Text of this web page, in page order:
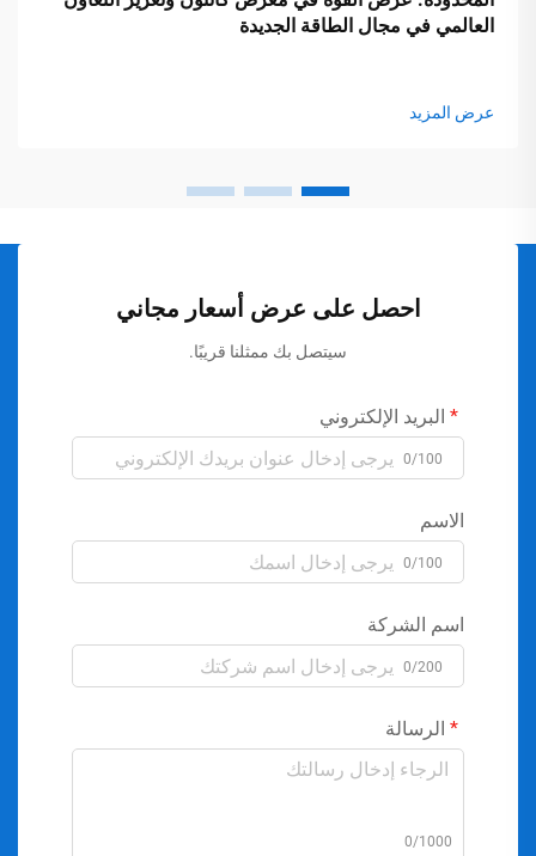
العالمي في مجال الطاقة الجديدة
عرض المزيد
احصل على عرض أسعار مجاني
سيتصل بك ممثلنا قريبًا.
البريد الإلكتروني
0/100
الاسم
0/100
اسم الشركة
0/200
الرسالة
0/1000